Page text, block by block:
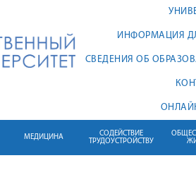
ИНФОРМАЦИЯ
СВЕДЕНИЯ ОБ
МЕДИЦИНА
СОДЕЙСТВИЕ
ТРУДОУСТРОЙСТВУ